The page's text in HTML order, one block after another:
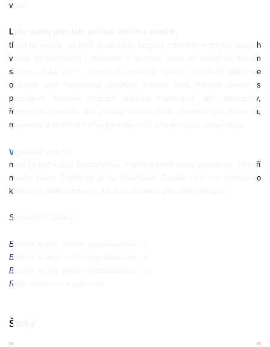
voda.
Lyže nutno přes léto pečlivě uložiti a ošetřiti,
třeba by nebyly ani příliš používány. Nejprve odstraníme zbytky starých
vosků na kluznicích i nečistotu s povrchu, která se nachytala během
sezony. Také rez s kovových součástí vázání. Za druhé dokonale
očištěné lyže napustíme dřevitým dehtem nebo lněným olejem' s
petrolejem. Kovové součásti natřeme mastnotou, aby nerezavěly,
řemeny na pustíme, aby zůstaly vláčné. Takto ošetřené lyže dáme na,
rozpinače a uložíme v chladné místnosti, kde je stejná temperatura.
Vyssavač prachu
měla by mít každá hospodyňka, zejména která nemá pomocnici. Uspoří
mnoho práce. Praktický je na kolečkách. Zajede se s ním někam do
kouta a je stále připraven, když se koberce přes den zašlapou.
Související články:
Bydlení a rady našich praprababiček - I.
Bydlení a rady našich praprababiček - II.
Bydlení a rady našich praprababiček - III.
Rady léčitelské a praktické
Štítky